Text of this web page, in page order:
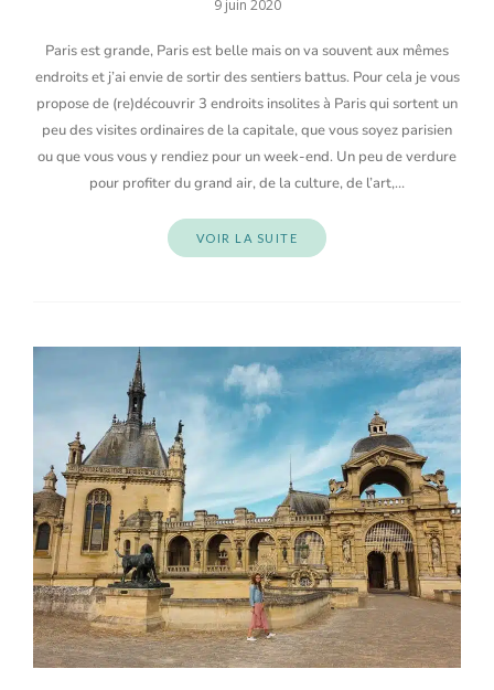
9 juin 2020
Paris est grande, Paris est belle mais on va souvent aux mêmes
endroits et j’ai envie de sortir des sentiers battus. Pour cela je vous
propose de (re)découvrir 3 endroits insolites à Paris qui sortent un
peu des visites ordinaires de la capitale, que vous soyez parisien
ou que vous vous y rendiez pour un week-end. Un peu de verdure
pour profiter du grand air, de la culture, de l’art,…
VOIR LA SUITE